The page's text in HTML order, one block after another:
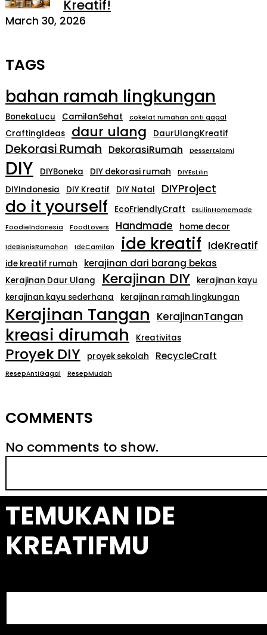
Kreatif!
March 30, 2026
TAGS
bahan ramah lingkungan
BonekaLucu CamilanSehat cokelat rumahan anti gagal
CraftingIdeas daur ulang DaurUlangKreatif
Dekorasi Rumah DekorasiRumah DessertAlami
DIY DIYBoneka DIY dekorasi rumah DIYEsLilin
DIYIndonesia DIY Kreatif DIY Natal DIYProject
do it yourself EcoFriendlyCraft
EsLilinHomemade
FoodieIndonesia
FoodLovers Handmade home decor
IdeBisnisRumahan IdeCamilan ide kreatif IdeKreatif
ide kreatif rumah kerajinan dari barang bekas
Kerajinan Daur Ulang Kerajinan DIY
kerajinan kayu
kerajinan kayu sederhana
kerajinan ramah lingkungan
Kerajinan Tangan KerajinanTangan
kreasi dirumah Kreativitas
Proyek DIY proyek sekolah RecycleCraft
ResepAntiGagal ResepMudah
COMMENTS
No comments to show.
a
r
c
h
TEMUKAN IDE
KREATIFMU
S